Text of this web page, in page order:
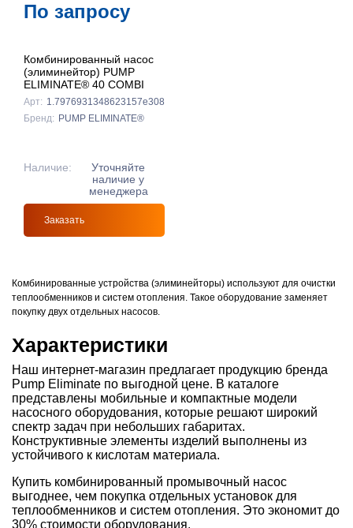
По запросу
Комбинированный насос
(элиминейтор) PUMP
ELIMINATE® 40 COMBI
Арт: 1.7976931348623157e308
Бренд: PUMP ELIMINATE®
Наличие:
Уточняйте
наличие у
менеджера
Заказать
Комбинированные устройства (элиминейторы) используют для очистки
теплообменников и систем отопления. Такое оборудование заменяет
покупку двух отдельных насосов.
Характеристики
Наш интернет-магазин предлагает продукцию бренда
Pump Eliminate по выгодной цене. В каталоге
представлены мобильные и компактные модели
насосного оборудования, которые решают широкий
спектр задач при небольших габаритах.
Конструктивные элементы изделий выполнены из
устойчивого к кислотам материала.
Купить комбинированный промывочный насос
выгоднее, чем покупка отдельных установок для
теплообменников и систем отопления. Это экономит до
30% стоимости оборудования.